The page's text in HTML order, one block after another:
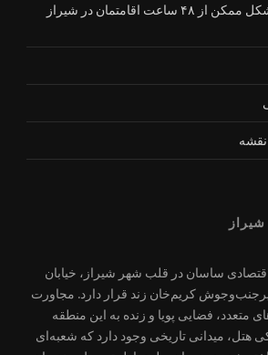
چگونه به بهترین شکل ممکن از ۴۸ ساعت اقامتمان در شیراز
ساسان در قلب شهر شیراز، خیابان
پرجنب‌وجوش کریم‌خان زند قرار دارد. مجاورت
متعدد، فضایی پویا و زنده به این منطقه
هتل، میدانی تاریخی وجود دارد که شعبه‌ای